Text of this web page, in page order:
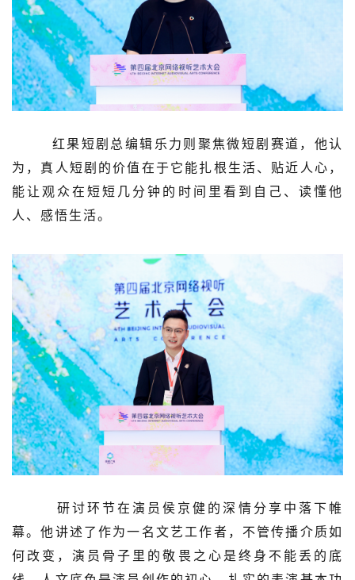
红果短剧总编辑乐力则聚焦微短剧赛道，他认
为，真人短剧的价值在于它能扎根生活、贴近人心，
能让观众在短短几分钟的时间里看到自己、读懂他
人、感悟生活。
研讨环节在演员侯京健的深情分享中落下帷
幕。他讲述了作为一名文艺工作者，不管传播介质如
何改变，演员骨子里的敬畏之心是终身不能丢的底